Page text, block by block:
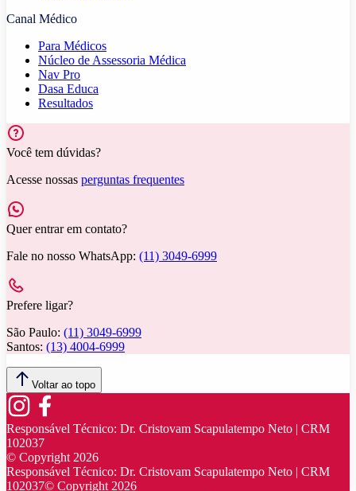
Canal Médico
Para Médicos
Núcleo de Assessoria Médica
Nav Pro
Dasa Educa
Resultados
Você tem dúvidas?
Acesse nossas perguntas frequentes
Quer entrar em contato?
Fale no nosso WhatsApp: (11) 3049-6999
Prefere ligar?
São Paulo: (11) 3049-6999
Santos: (13) 4004-6999
Voltar ao topo
Responsável Técnico: Dr. Cristovam Scapulatempo Neto | CRM
102037
© Copyright 2026
Responsável Técnico: Dr. Cristovam Scapulatempo Neto | CRM
102037© Copyright 2026